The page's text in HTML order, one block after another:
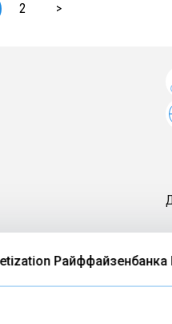
2 >
Райффайзенбанка